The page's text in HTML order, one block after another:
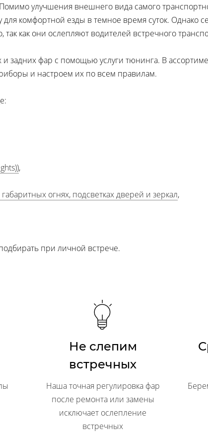
улучшения внешнего вида самого
комфортной езды в темное время суток. Однако
как они ослепляют водителей встречного
задних фар с помощью услуги тюнинга. В
и настроем их по всем правилам.
,
огнях, подсветках дверей и зеркал,
при личной встрече.
Не слепим
встречных
Наша точная регулировка фар
после ремонта или замены
исключает ослепление
встречных